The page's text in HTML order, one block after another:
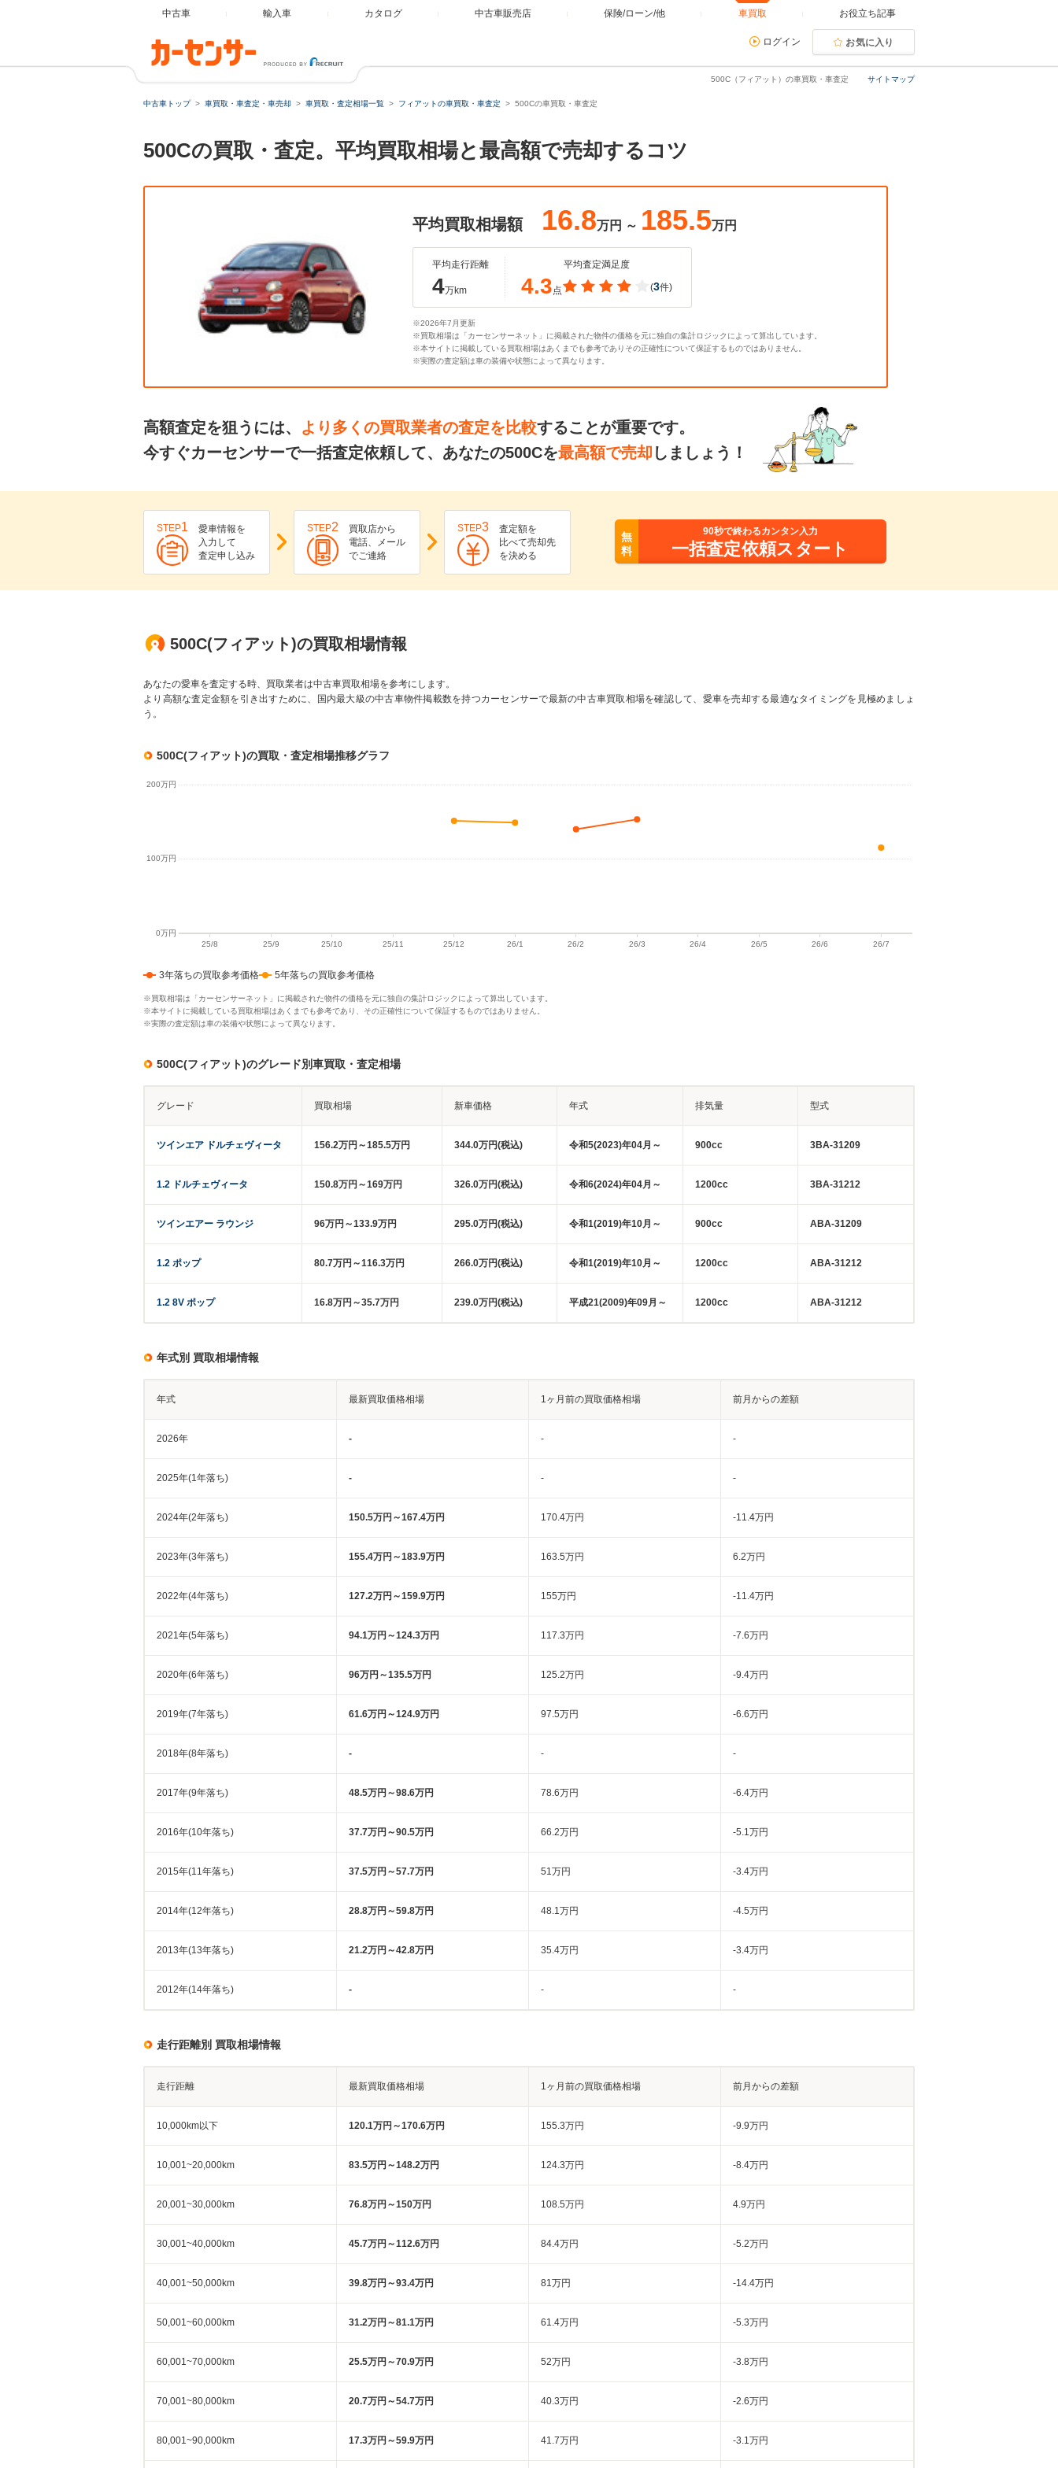
中古車 輸入車 カタログ 中古車販売店 保険/ローン/他 車買取 お役立ち記事
ログイン お気に入り
サイトマップ
500C（フィアット）の車買取・車査定
中古車トップ 車買取・車査定・車売却 車買取・査定相場一覧 フィアットの車買取・車査定 500Cの車買取・車査定
500Cの買取・査定。平均買取相場と最高額で売却するコツ
平均買取相場額 16.8万円 ～ 185.5万円
平均走行距離
4万km
平均査定満足度
4.3点 (3件)
※2026年7月更新
※買取相場は「カーセンサーネット」に掲載された物件の価格を元に独自の集計ロジックによって算出しています。
※本サイトに掲載している買取相場はあくまでも参考でありその正確性について保証するものではありません。
※実際の査定額は車の装備や状態によって異なります。
高額査定を狙うには、 より多くの買取業者の査定を比較することが重要です。
今すぐカーセンサーで一括査定依頼して、あなたの500Cを最高額で売却 しましょう！
STEP1
愛車情報を
入力して
査定申し込み
STEP2
買取店から
電話、メール
でご連絡
STEP3
査定額を
比べて売却先
を決める
無
料
90秒で終わるカンタン入力
一括査定依頼スタート
500C(フィアット)の買取相場情報
あなたの愛車を査定する時、買取業者は中古車買取相場を参考にします。
より高額な査定金額を引き出すために、国内最大級の中古車物件掲載数を持つカーセンサーで最新の中古車買取相場を確認して、愛車を売却する最適なタイミングを見極めましょ
う。
500C(フィアット)の買取・査定相場推移グラフ
3年落ちの買取参考価格 5年落ちの買取参考価格
※買取相場は「カーセンサーネット」に掲載された物件の価格を元に独自の集計ロジックによって算出しています。
※本サイトに掲載している買取相場はあくまでも参考であり、その正確性について保証するものではありません。
※実際の査定額は車の装備や状態によって異なります。
500C(フィアット)のグレード別車買取・査定相場
グレード 買取相場 新車価格 年式 排気量 型式
ツインエア ドルチェヴィータ 156.2万円～185.5万円 344.0万円(税込) 令和5(2023)年04月～ 900cc 3BA-31209
1.2 ドルチェヴィータ 150.8万円～169万円 326.0万円(税込) 令和6(2024)年04月～ 1200cc 3BA-31212
ツインエアー ラウンジ 96万円～133.9万円 295.0万円(税込) 令和1(2019)年10月～ 900cc ABA-31209
1.2 ポップ 80.7万円～116.3万円 266.0万円(税込) 令和1(2019)年10月～ 1200cc ABA-31212
1.2 8V ポップ 16.8万円～35.7万円 239.0万円(税込) 平成21(2009)年09月～ 1200cc ABA-31212
年式別 買取相場情報
年式 最新買取価格相場 1ヶ月前の買取価格相場 前月からの差額
2026年 - - -
2025年(1年落ち) - - -
2024年(2年落ち) 150.5万円～167.4万円 170.4万円 -11.4万円
2023年(3年落ち) 155.4万円～183.9万円 163.5万円 6.2万円
2022年(4年落ち) 127.2万円～159.9万円 155万円 -11.4万円
2021年(5年落ち) 94.1万円～124.3万円 117.3万円 -7.6万円
2020年(6年落ち) 96万円～135.5万円 125.2万円 -9.4万円
2019年(7年落ち) 61.6万円～124.9万円 97.5万円 -6.6万円
2018年(8年落ち) - - -
2017年(9年落ち) 48.5万円～98.6万円 78.6万円 -6.4万円
2016年(10年落ち) 37.7万円～90.5万円 66.2万円 -5.1万円
2015年(11年落ち) 37.5万円～57.7万円 51万円 -3.4万円
2014年(12年落ち) 28.8万円～59.8万円 48.1万円 -4.5万円
2013年(13年落ち) 21.2万円～42.8万円 35.4万円 -3.4万円
2012年(14年落ち) - - -
走行距離別 買取相場情報
走行距離 最新買取価格相場 1ヶ月前の買取価格相場 前月からの差額
10,000km以下 120.1万円～170.6万円 155.3万円 -9.9万円
10,001~20,000km 83.5万円～148.2万円 124.3万円 -8.4万円
20,001~30,000km 76.8万円～150万円 108.5万円 4.9万円
30,001~40,000km 45.7万円～112.6万円 84.4万円 -5.2万円
40,001~50,000km 39.8万円～93.4万円 81万円 -14.4万円
50,001~60,000km 31.2万円～81.1万円 61.4万円 -5.3万円
60,001~70,000km 25.5万円～70.9万円 52万円 -3.8万円
70,001~80,000km 20.7万円～54.7万円 40.3万円 -2.6万円
80,001~90,000km 17.3万円～59.9万円 41.7万円 -3.1万円